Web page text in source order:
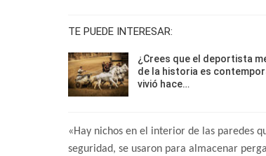
TE PUEDE INTERESAR:
¿Crees que el deportista
de la historia es
vivió hace…
«Hay nichos en el interior de las paredes
seguridad, se usaron para almacenar